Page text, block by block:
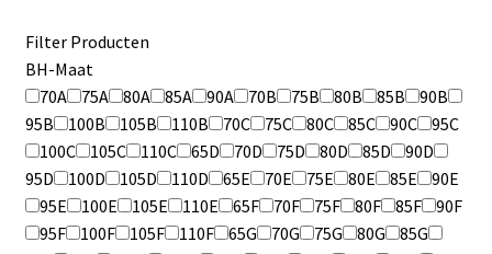
Filter Producten
BH-Maat
70A
75A 80A 85A 90A 70B 75B 80B 85B
90B
95B
100B 105B 110B 70C 75C 80C 85C 90C
95C
100C
105C 110C 65D 70D 75D 80D 85D
90D
95D
100D 105D 110D 65E 70E 75E 80E 85E
90E
95E
100E 105E 110E 65F 70F 75F 80F 85F
90F
95F
100F 105F 110F 65G 70G 75G 80G
85G